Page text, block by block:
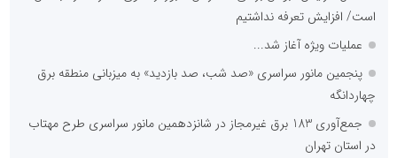
است/ افزایش تعرفه نداشتیم
عملیات ویژه آغاز شد...
پنجمین مانور سراسری «صد شب، صد بازدید» به میزبانی منطقه برق
چهاردانگه
جمع‌آوری 183 برق غیرمجاز در شانزدهمین مانور سراسری طرح مهتاب
در استان تهران